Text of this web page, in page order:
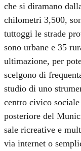
che si diramano
chilometri 3,500,
tuttoggi le strade
sono urbane e 35
ultimazione, per
scelgono di
studio di uno
centro civico
posteriore del
sale ricreative e
via internet o